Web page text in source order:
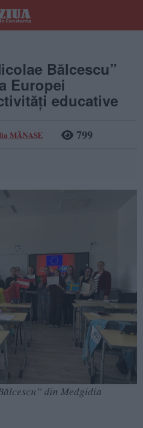
Bălcescu”
Europei
educative
MĂNASE 799
din Medgidia